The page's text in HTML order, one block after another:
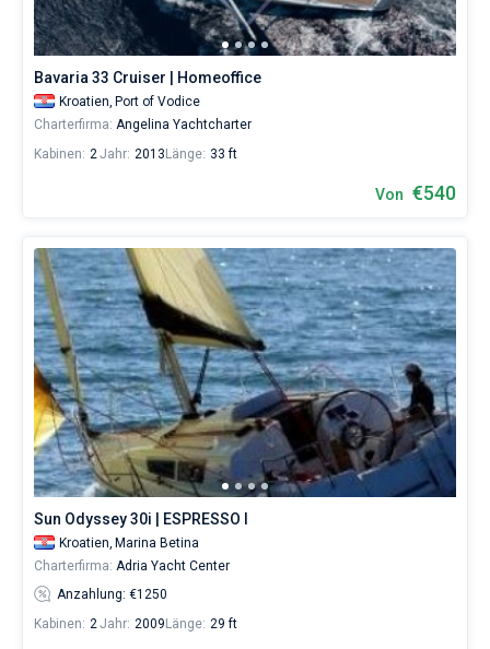
für
Liebhaber
eines
erholsamen
Urlaubs
als
auch
für
Leben
ohne
Segel
nicht
vorstellen.
Nahe
Sibenik,
Murter,
Primosten,
Rogoznica
Pirovac.
Alles...
Sibenik
Murter
Primosten
Rogoznica
Pirovac
Vodice
Skradin
Zaton
Tribunj
Bavaria 33 Cruiser | Homeoffice
Kroatien, Port of Vodice
Charterfirma: Angelina Yachtcharter
Kabinen: 2Jahr: 2013 Länge: 33 ft
Von €540
Sun Odyssey 30i | ESPRESSO I
Kroatien, Marina Betina
Charterfirma: Adria Yacht Center
Anzahlung: €1250
Kabinen: 2Jahr: 2009 Länge: 29 ft